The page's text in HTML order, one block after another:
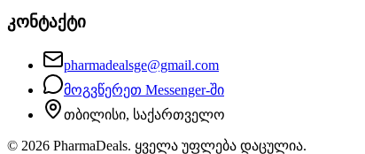
კონტაქტი
pharmadealsge@gmail.com
მოგვწერეთ Messenger-ში
თბილისი, საქართველო
© 2026 PharmaDeals. ყველა უფლება დაცულია.